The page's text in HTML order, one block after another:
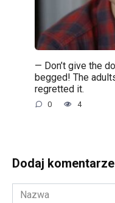
— Don’t give the
begged! The
regretted it.
0 4
Dodaj komentarze
Nazwa